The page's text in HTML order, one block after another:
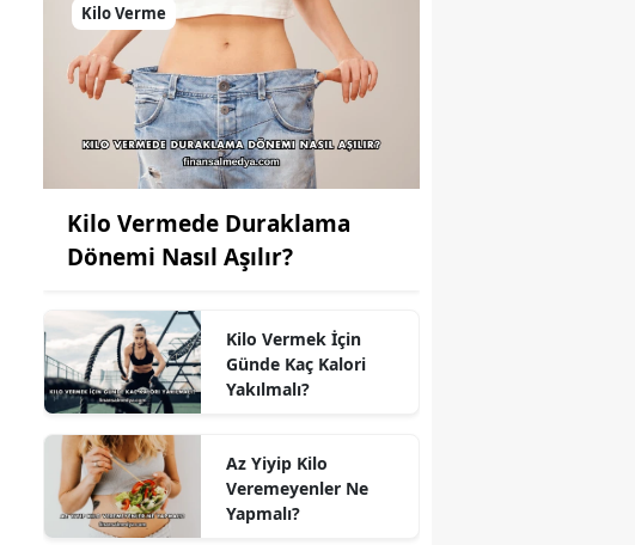
Kilo Verme
Kilo Vermede Duraklama
Dönemi Nasıl Aşılır?
Kilo Vermek İçin
Günde Kaç Kalori
Yakılmalı?
Az Yiyip Kilo
Veremeyenler Ne
Yapmalı?